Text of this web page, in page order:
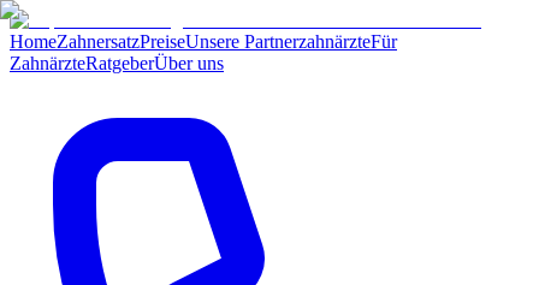
HomeZahnersatzPreiseUnsere PartnerzahnärzteFür
ZahnärzteRatgeberÜber uns